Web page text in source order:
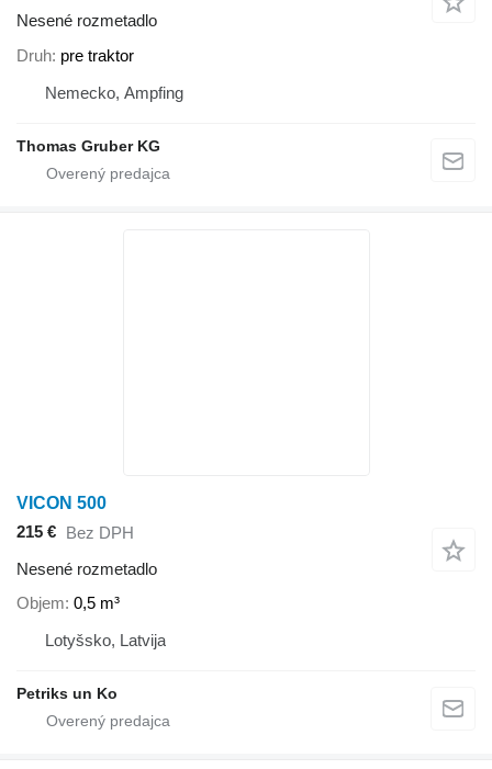
Nesené rozmetadlo
Druh pre traktor
Nemecko, Ampfing
Thomas Gruber KG
VICON 500
215 € Bez DPH
Nesené rozmetadlo
Objem 0,5 m³
Lotyšsko, Latvija
Petriks un Ko